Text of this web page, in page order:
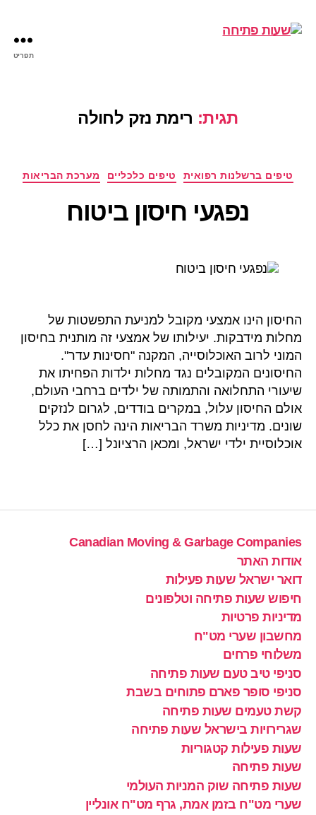
תפריט
תגית: רימת נזק לחולה
קטגוריות טיפים ברשלנות רפואית טיפים כלכליים מערכת הבריאות
נפגעי חיסון ביטוח
החיסון הינו אמצעי מקובל למניעת התפשטות של
מחלות מידבקות. יעילותו של אמצעי זה מותנית בחיסון
המוני לרוב האוכלוסייה, המקנה "חסינות עדר".
החיסונים המקובלים נגד מחלות ילדות הפחיתו את
שיעורי התחלואה והתמותה של ילדים ברחבי העולם,
אולם החיסון עלול, במקרים בודדים, לגרום לנזקים
שונים. מדיניות משרד הבריאות הינה לחסן את כלל
אוכלוסיית ילדי ישראל, ומכאן הרציונל […]
Canadian Moving & Garbage Companies
אודות האתר
דואר ישראל שעות פעילות
חיפוש שעות פתיחה וטלפונים
מדיניות פרטיות
מחשבון שערי מט"ח
משלוחי פרחים
סניפי טיב טעם שעות פתיחה
סניפי סופר פארם פתוחים בשבת
קשת טעמים שעות פתיחה
שגרירויות בישראל שעות פתיחה
שעות פעילות קטגוריות
שעות פתיחה
שעות פתיחה שוק המניות העולמי
שערי מט"ח בזמן אמת, גרף מט"ח אונליין